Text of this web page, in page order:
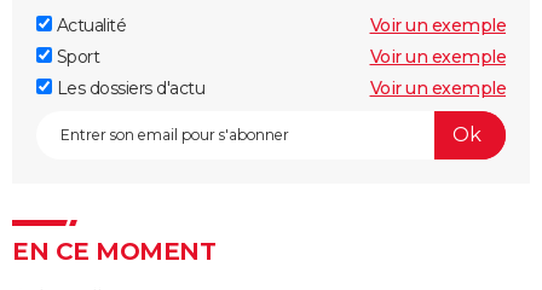
Actualité
Voir un exemple
Sport
Voir un exemple
Les dossiers d'actu
Voir un exemple
EN CE MOMENT